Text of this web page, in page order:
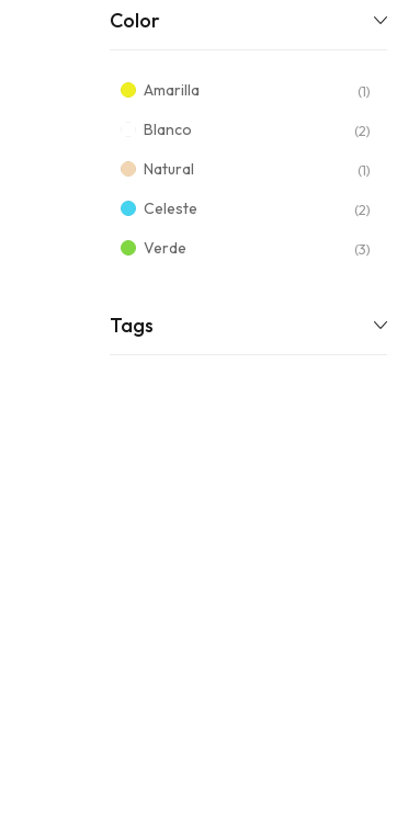
Color
Amarilla (1)
Blanco (2)
Natural (1)
Celeste (2)
Verde (3)
Tags